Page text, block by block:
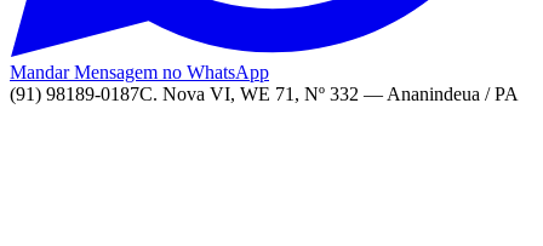
Mandar Mensagem no WhatsApp
(91) 98189-0187C. Nova VI, WE 71, Nº 332 — Ananindeua / PA